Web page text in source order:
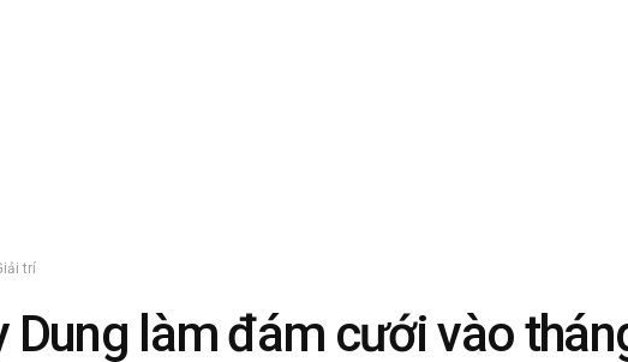
trí
Dung làm đám cưới vào